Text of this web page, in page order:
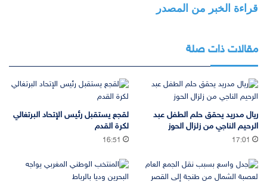
قراءة الخبر من المصدر
مقالات ذات صلة
ريال مدريد يحقق حلم الطفل عبد
الرحيم الناجي من زلزال الحوز
17:01
لقجع يستقبل رئيس الإتحاد البرتغالي
لكرة القدم
16:51